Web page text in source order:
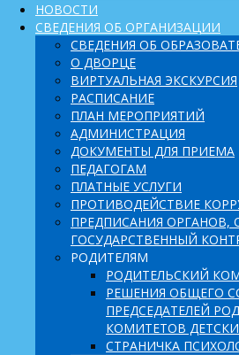
НОВОСТИ
СВЕДЕНИЯ ОБ ОРГАНИЗАЦИИ
СВЕДЕНИЯ ОБ
О ДВОРЦЕ
ВИРТУАЛЬНАЯ ЭКСКУРСИЯ
РАСПИСАНИЕ
ПЛАН МЕРОПРИЯТИЙ
АДМИНИСТРАЦИЯ
ДОКУМЕНТЫ ДЛЯ ПРИЕМА
ПЕДАГОГАМ
ПЛАТНЫЕ УСЛУГИ
ПРОТИВОДЕЙСТВИЕ
ПРЕДПИСАНИЯ
ГОСУДАРСТВЕННЫЙ
РОДИТЕЛЯМ
РОДИТЕЛЬСКИЙ
РЕШЕНИЯ ОБЩЕГО
ПРЕДСЕДАТЕЛЕЙ
КОМИТЕТОВ
СТРАНИЧКА